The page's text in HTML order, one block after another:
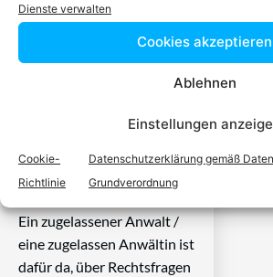
Dienste verwalten
Cookies akzeptieren
Ablehnen
Einstellungen
Cookie-
Richtlinie
Datenschutzerklärung gemäß
Grundverordnung
Anwalt finden,
Rechtsproblem
spezialisiert ist
Ein zugelassener Anwalt /
eine zugelassen Anwältin ist
dafür da, über Rechtsfragen